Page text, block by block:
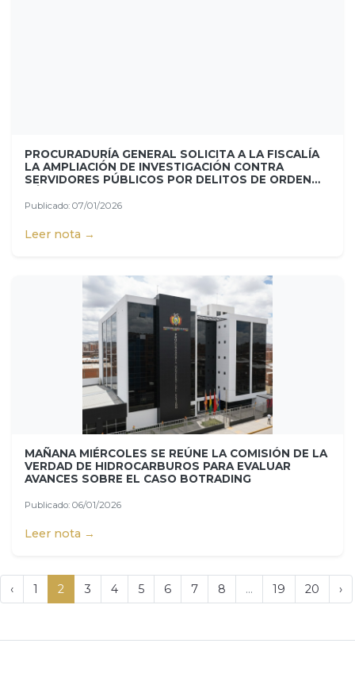
PROCURADURÍA GENERAL SOLICITA A LA FISCALÍA
LA AMPLIACIÓN DE INVESTIGACIÓN CONTRA
SERVIDORES PÚBLICOS POR DELITOS DE ORDEN
Publicado: 07/01/2026
Leer nota →
MAÑANA MIÉRCOLES SE REÚNE LA COMISIÓN DE LA
VERDAD DE HIDROCARBUROS PARA EVALUAR
AVANCES SOBRE EL CASO BOTRADING
Publicado: 06/01/2026
Leer nota →
‹ 1 2 3 4 5 6 7 8 ... 19 20 ›